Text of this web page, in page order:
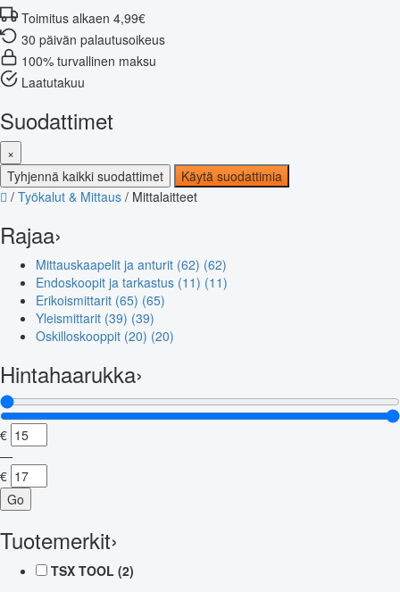
Toimitus alkaen 4,99€
30 päivän palautusoikeus
100% turvallinen maksu
Laatutakuu
Suodattimet
×
Tyhjennä kaikki suodattimet
Käytä suodattimia
/ Työkalut & Mittaus / Mittalaitteet
Rajaa›
Mittauskaapelit ja anturit (62) (62)
Endoskoopit ja tarkastus (11) (11)
Erikoismittarit (65) (65)
Yleismittarit (39) (39)
Oskilloskooppit (20) (20)
Hintahaarukka›
€
—
€
Go
Tuotemerkit›
TSX TOOL (2)